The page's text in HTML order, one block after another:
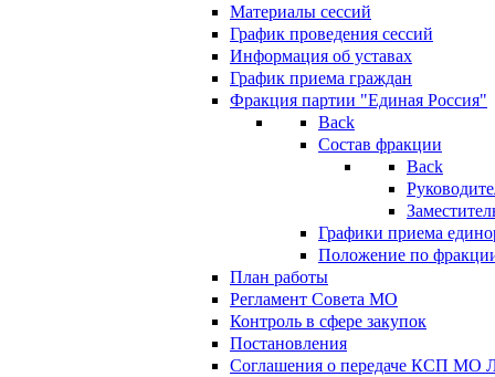
Материалы сессий
График проведения сессий
Информация об уставах
График приема граждан
Фракция партии "Единая Россия"
Back
Состав фракции
Back
Графики приема
Положение по
План работы
Регламент Совета МО
Контроль в сфере закупок
Постановления
Соглашения о передаче КСП МО